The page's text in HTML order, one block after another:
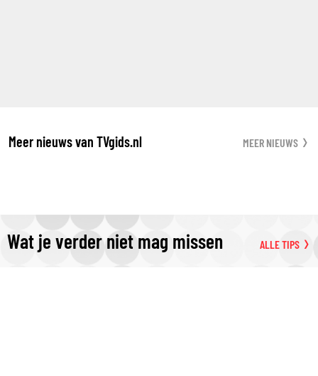
Meer nieuws van TVgids.nl MEER NIEUWS
Wat je verder niet mag missen ALLE TIPS